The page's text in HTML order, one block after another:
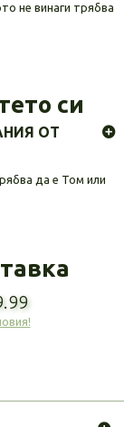
не винаги трябва
си
ОТ
да е Том или